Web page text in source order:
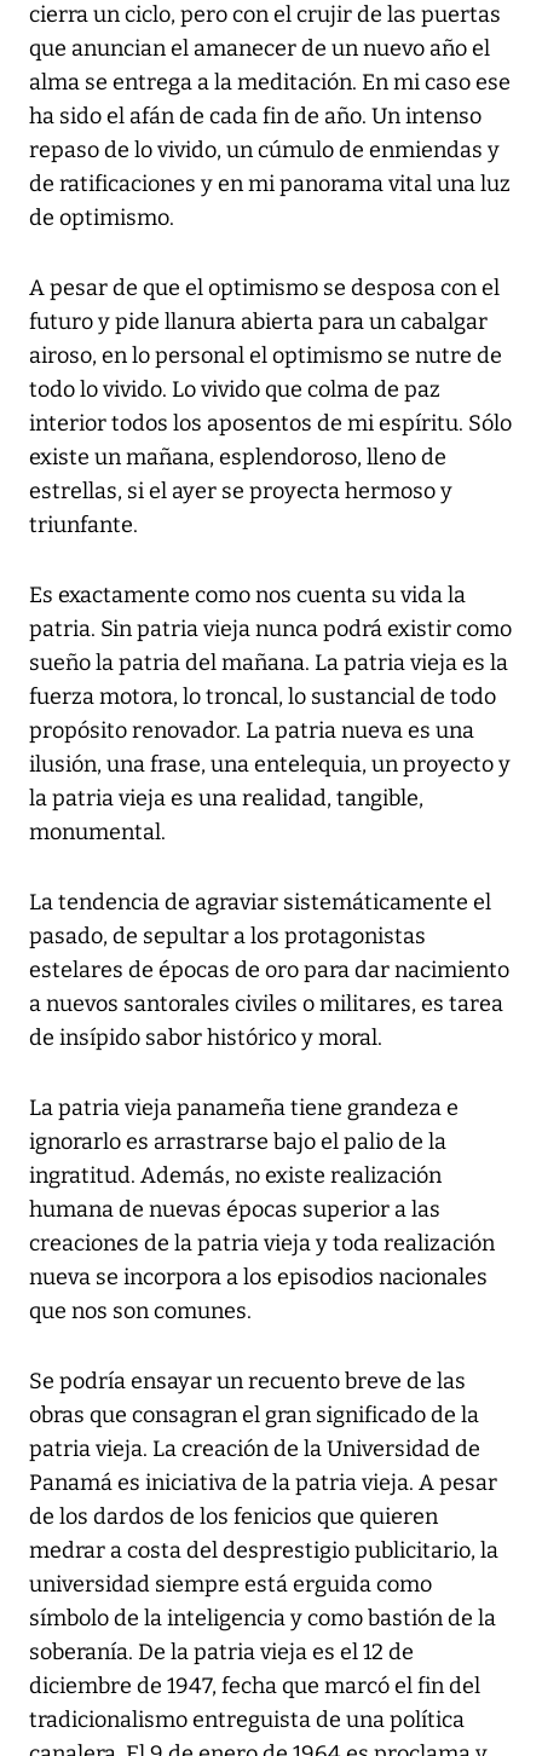
cierra un ciclo, pero con el crujir de las puertas
que anuncian el amanecer de un nuevo año el
alma se entrega a la meditación. En mi caso ese
ha sido el afán de cada fin de año. Un intenso
repaso de lo vivido, un cúmulo de enmiendas y
de ratificaciones y en mi panorama vital una luz
de optimismo.
A pesar de que el optimismo se desposa con el
futuro y pide llanura abierta para un cabalgar
airoso, en lo personal el optimismo se nutre de
todo lo vivido. Lo vivido que colma de paz
interior todos los aposentos de mi espíritu. Sólo
existe un mañana, esplendoroso, lleno de
estrellas, si el ayer se proyecta hermoso y
triunfante.
Es exactamente como nos cuenta su vida la
patria. Sin patria vieja nunca podrá existir como
sueño la patria del mañana. La patria vieja es la
fuerza motora, lo troncal, lo sustancial de todo
propósito renovador. La patria nueva es una
ilusión, una frase, una entelequia, un proyecto y
la patria vieja es una realidad, tangible,
monumental.
La tendencia de agraviar sistemáticamente el
pasado, de sepultar a los protagonistas
estelares de épocas de oro para dar nacimiento
a nuevos santorales civiles o militares, es tarea
de insípido sabor histórico y moral.
La patria vieja panameña tiene grandeza e
ignorarlo es arrastrarse bajo el palio de la
ingratitud. Además, no existe realización
humana de nuevas épocas superior a las
creaciones de la patria vieja y toda realización
nueva se incorpora a los episodios nacionales
que nos son comunes.
Se podría ensayar un recuento breve de las
obras que consagran el gran significado de la
patria vieja. La creación de la Universidad de
Panamá es iniciativa de la patria vieja. A pesar
de los dardos de los fenicios que quieren
medrar a costa del desprestigio publicitario, la
universidad siempre está erguida como
símbolo de la inteligencia y como bastión de la
soberanía. De la patria vieja es el 12 de
diciembre de 1947, fecha que marcó el fin del
tradicionalismo entreguista de una política